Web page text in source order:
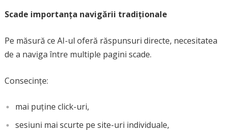
Scade importanța navigării tradiționale
Pe măsură ce AI-ul oferă răspunsuri directe, necesitatea
de a naviga între multiple pagini scade.
Consecințe:
mai puține click-uri,
sesiuni mai scurte pe site-uri individuale,